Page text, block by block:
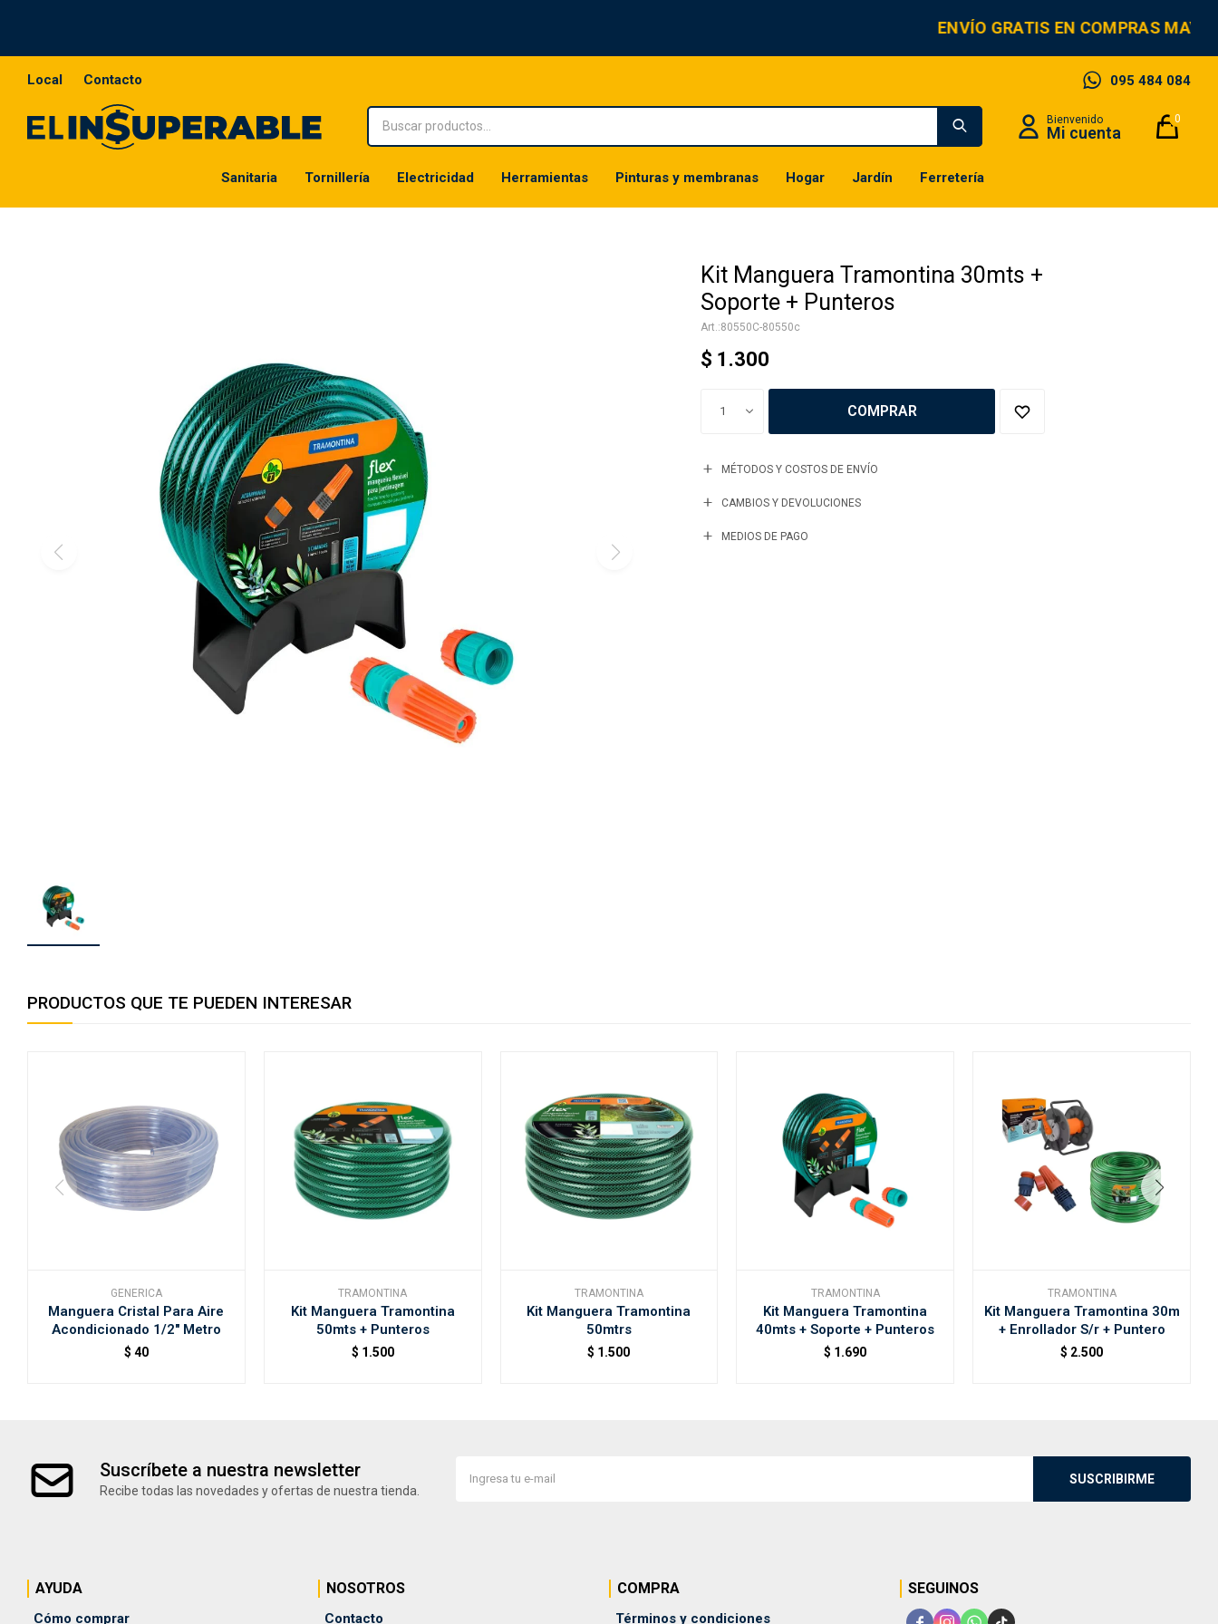
ENVÍO GRATIS EN COMPRAS
Sanitaria Tornillería Electricidad Herramientas Pinturas y membranas Hogar Jardín Ferretería
0
095 484 084
Local Contacto
Kit Manguera Tramontina 30mts +
Soporte + Punteros
80550C-80550c
$ 1.300
1 COMPRAR
MÉTODOS Y COSTOS DE ENVÍO
CAMBIOS Y DEVOLUCIONES
MEDIOS DE PAGO
PRODUCTOS QUE TE PUEDEN INTERESAR
GENERICA
Manguera Cristal Para Aire
Acondicionado 1/2" Metro
$ 40
TRAMONTINA
Kit Manguera Tramontina
50mts + Punteros
$ 1.500
TRAMONTINA
Kit Manguera Tramontina
50mtrs
$ 1.500
TRAMONTINA
Kit Manguera Tramontina
40mts + Soporte + Punteros
$ 1.690
TRAMONTINA
Kit Manguera Tramontina 30m
+ Enrollador S/r + Puntero
$ 2.500
Suscríbete a nuestra newsletter
Recibe todas las novedades y ofertas de nuestra tienda.
SUSCRIBIRME
AYUDA
Cómo comprar
NOSOTROS
Contacto
COMPRA
Términos y condiciones
SEGUINOS